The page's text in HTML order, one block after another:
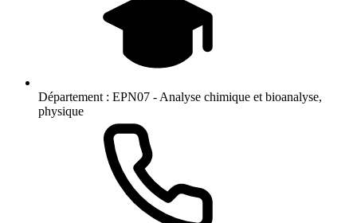
Département : EPN07 - Analyse chimique et bioanalyse,
physique